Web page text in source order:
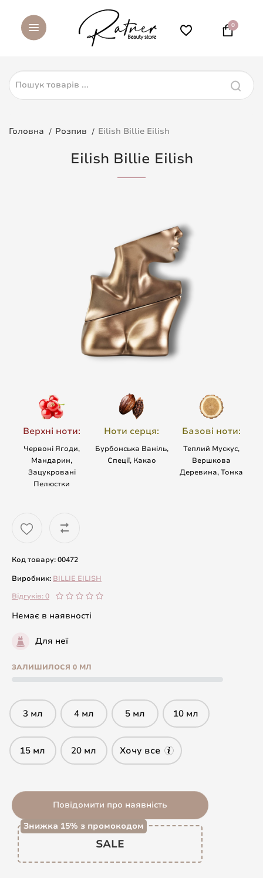
0
Головна Розпив Eilish Billie Eilish
Eilish Billie Eilish
Верхні ноти:
Червоні Ягоди,
Мандарин,
Зацукровані
Пелюстки
Ноти серця:
Бурбонська Ваніль,
Спеції, Какао
Базові ноти:
Теплий Мускус,
Вершкова
Деревина, Тонка
Код товару: 00472
Виробник: BILLIE EILISH
Відгуків: 0
Немає в наявності
Для неї
ЗАЛИШИЛОСЯ 0 МЛ
3 мл 4 мл 5 мл 10 мл
15 мл 20 мл Хочу все
Повідомити про наявність
Знижка 15% з промокодом
SALE